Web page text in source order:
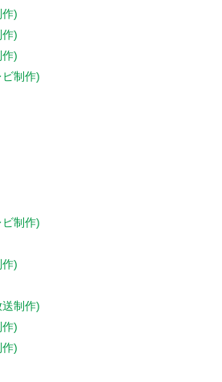
)
)
)
制作)
制作)
)
制作)
)
)